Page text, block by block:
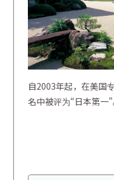
自2003年起，在美国
名中被评为“日本第一”